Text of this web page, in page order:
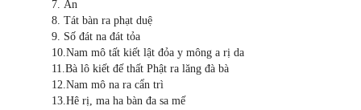
7. Án
8. Tát bàn ra phạt duệ
9. Số đát na đát tỏa
10.Nam mô tất kiết lật đỏa y mông a rị da
11.Bà lô kiết đế thất Phật ra lăng đà bà
12.Nam mô na ra cẩn trì
13.Hê rị, ma ha bàn đa sa mế